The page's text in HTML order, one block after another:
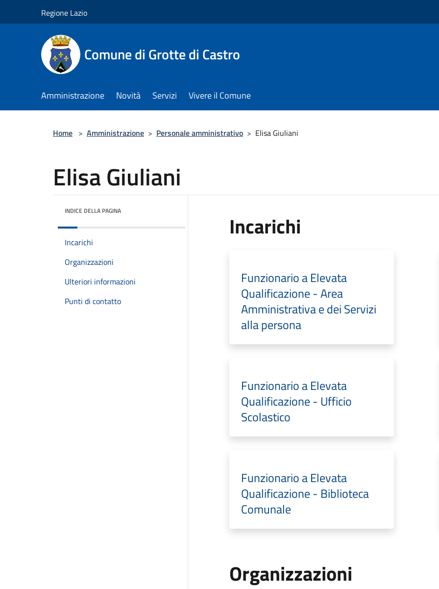
Regione Lazio
Comune di Grotte di Castro
Amministrazione Novità Servizi Vivere il Comune
Home > Amministrazione > Personale amministrativo > Elisa Giuliani
Elisa Giuliani
INDICE DELLA PAGINA
Incarichi
Organizzazioni
Ulteriori informazioni
Punti di contatto
Incarichi
Funzionario a Elevata
Qualificazione - Area
Amministrativa e dei Servizi
alla persona
Funzionario a Elevata
Qualificazione - Ufficio
Scolastico
Funzionario a Elevata
Qualificazione - Biblioteca
Comunale
Organizzazioni